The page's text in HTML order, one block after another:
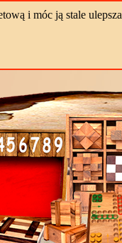
i móc ją stale